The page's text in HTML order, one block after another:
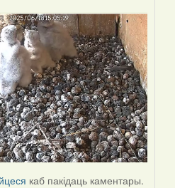
каб пакідаць каментары.